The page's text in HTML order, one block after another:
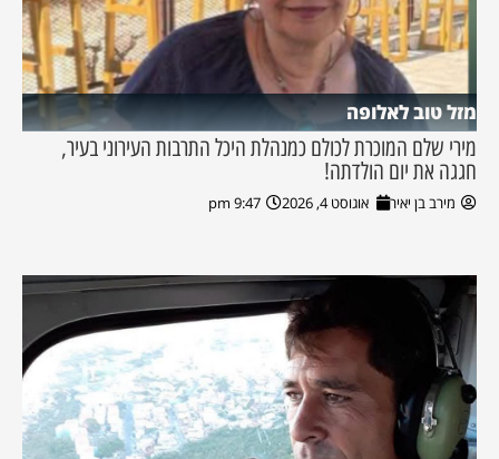
מזל טוב לאלופה
מירי שלם המוכרת לכולם כמנהלת היכל התרבות העירוני בעיר,
חגגה את יום הולדתה!
מירב בן יאיר אוגוסט 4, 2026 9:47 pm